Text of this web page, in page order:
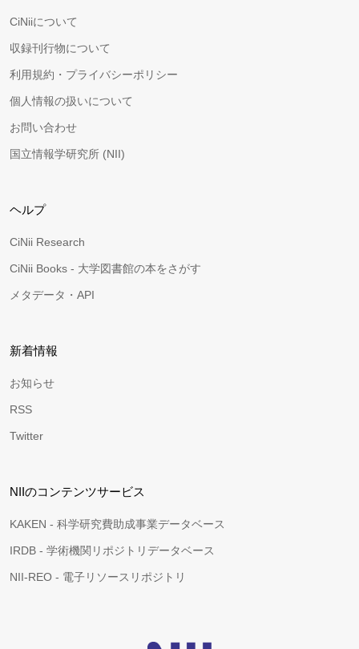
CiNiiについて
収録刊行物について
利用規約・プライバシーポリシー
個人情報の扱いについて
お問い合わせ
国立情報学研究所 (NII)
ヘルプ
CiNii Research
CiNii Books - 大学図書館の本をさがす
メタデータ・API
新着情報
お知らせ
RSS
Twitter
NIIのコンテンツサービス
KAKEN - 科学研究費助成事業データベース
IRDB - 学術機関リポジトリデータベース
NII-REO - 電子リソースリポジトリ